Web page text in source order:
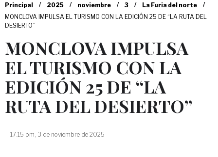
Principal / 2025 / noviembre / 3 / La Furia del norte
/
MONCLOVA IMPULSA EL TURISMO CON LA EDICIÓN 25 DE “LA RUTA DEL
DESIERTO”
MONCLOVA IMPULSA
EL TURISMO CON LA
EDICIÓN 25 DE “LA
RUTA DEL DESIERTO”
17:15 pm, 3 de noviembre de 2025